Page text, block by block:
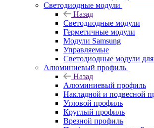
Светодиодные модули
Назад
Светодиодные модули
Герметичные модули
Модули Samsung
Управляемые
Светодиодные модули для
Алюминиевый профиль
Назад
Алюминиевый профиль
Накладной и подвесной
Угловой профиль
Круглый профиль
Врезной профиль